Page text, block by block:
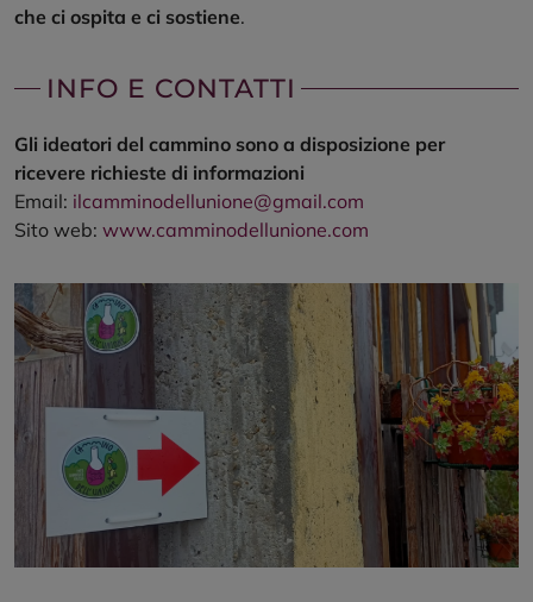
che ci ospita e ci sostiene.
INFO E CONTATTI
Gli ideatori del cammino sono a disposizione per
ricevere richieste di informazioni
Email: ilcamminodellunione@gmail.com
Sito web: www.camminodellunione.com